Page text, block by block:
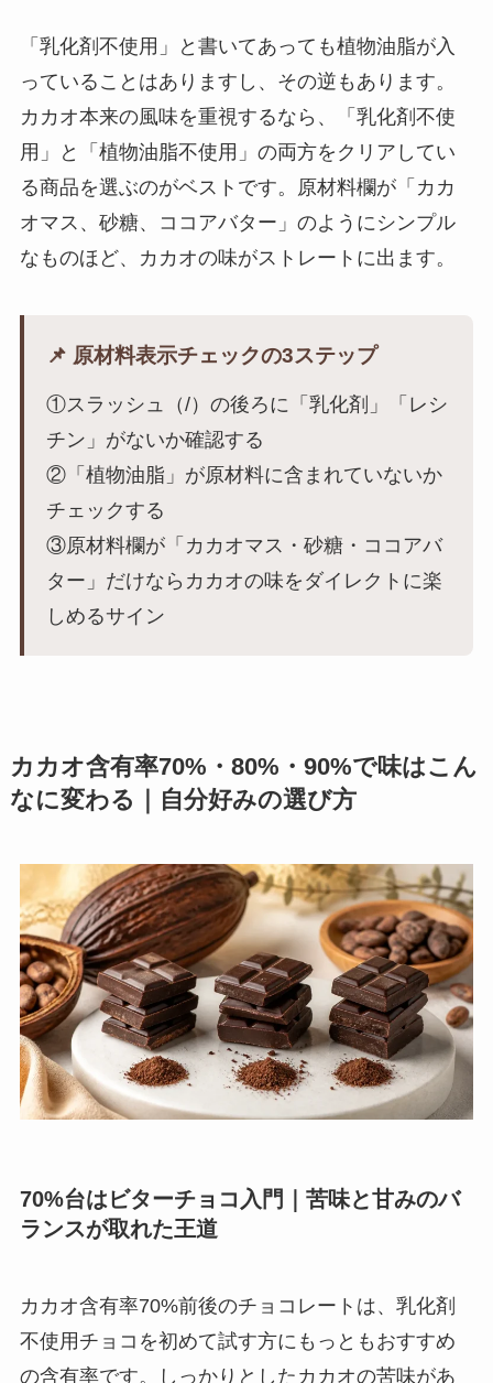
「乳化剤不使用」と書いてあっても植物油脂が入
っていることはありますし、その逆もあります。
カカオ本来の風味を重視するなら、「乳化剤不使
用」と「植物油脂不使用」の両方をクリアしてい
る商品を選ぶのがベストです。原材料欄が「カカ
オマス、砂糖、ココアバター」のようにシンプル
なものほど、カカオの味がストレートに出ます。
📌 原材料表示チェックの3ステップ
①スラッシュ（/）の後ろに「乳化剤」「レシ
チン」がないか確認する
②「植物油脂」が原材料に含まれていないか
チェックする
③原材料欄が「カカオマス・砂糖・ココアバ
ター」だけならカカオの味をダイレクトに楽
しめるサイン
カカオ含有率70%・80%・90%で味はこん
なに変わる｜自分好みの選び方
70%台はビターチョコ入門｜苦味と甘みのバ
ランスが取れた王道
カカオ含有率70%前後のチョコレートは、乳化剤
不使用チョコを初めて試す方にもっともおすすめ
の含有率です。しっかりとしたカカオの苦味があ